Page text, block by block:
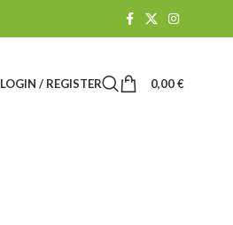
LOGIN / REGISTER 0,00€